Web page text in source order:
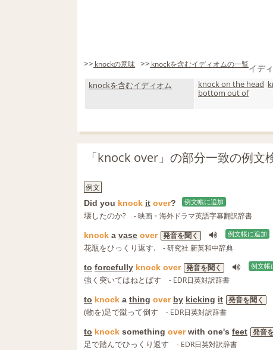
>> knockの意味 >> knockを含むイディオムの一覧イデ
knockを含むイディオム knock on the head
bottom out of
「knock over」の部分一致の例文
例文
Did you knock it over? 例文帳に追加
壊したのか? - 映画・海外ドラマ英語字幕翻訳辞書
knock a vase over 発音を聞く 例文帳に追加
花瓶をひっくり返す. - 研究社 新英和中辞典
to forcefully knock over 発音を聞く 例文帳
強く突いてはねとばす - EDR日英対訳辞書
to knock a thing over by kicking it 発音を聞く
(物を)足で蹴って倒す - EDR日英対訳辞書
to knock something overwith one's feet 発音
足で踏んでひっくり返す - EDR日英対訳辞書